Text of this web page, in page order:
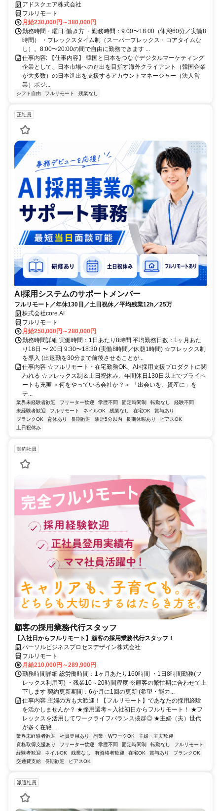
レックス
アドスクエア株式会社
フルリモート
月給230,000円～380,000円
勤務時間・曜日: 働き方 ・勤務時間：9:00〜18:00（休憩60分／実働8
時間） ・フレックスタイム制（スーパーフレックス・コアタイムな
し）。8:00〜20:00の間で自由に勤務できます ...
仕事内容: 【仕事内容】 韓国と日本をつなぐデジタルマーケティング
企業として、日本市場への進出を目指す海外クライアント（韓国企業
が大多数）の日本進出を支援するアカウントマネージャー（法人営
業）ポジ...
シフト自由 フルリモート 残業なし
正社員
AI採用システムのサポートメンバー
フルリモート／年休130日／土日祝休／平均残業12h／25万
株式会社core AI
フルリモート
月給250,000円～280,000円
勤務時間詳細 実働時間：1日あたり8時間 平均勤務日数：1ヶ月あた
り18日 〜 20日 9:30〜18:30 (実働8時間／休憩1時間) ☆フレックス制
を導入 (出退勤を30分まで前後させることが...
仕事内容 ☆フルリモート・在宅勤務OK、AI×採用支援プロダクトに関
われる ☆フレックス制＆土日祝休み、年間休日130日以上でプライベ
ートも充実 ＜何をやっている会社か？＞ 「出会いを、資産に」を
テ...
業界未経験者歓迎 フリーター歓迎 学歴不問 固定時間制 転勤なし
経験不問
未経験者歓迎
フルリモート ネイルOK 残業なし 在宅OK
賞与あり
ブランクOK
育休あり 長期歓迎 駅近5分以内 長期休暇あり
ピアスOK
土日祝休み
契約社員
顧客の採用業務代行スタッフ
【入社日からフルリモート】顧客の採用業務代行スタッフ！
パーソルビジネスプロセスデザイン株式会社
フルリモート
月給210,000円～289,900円
勤務時間詳細 総労働時間：1ヶ月あたり160時間 ・1日8時間勤務(フ
レックス利用可) ・残業10～20時間程度 ※顧客の繁忙期に合わせて上
下します 契約更新期間：6か月に1回の更新 (希望・能力...
仕事内容 主婦の方も大歓迎！【フルリモート】であなたの採用経験
を活かしませんか？ ★採用選考～入社初日からフルリモート！ ★フ
レックスを活用してワークライフバランス抜群◎ ★主婦（夫）世代
が多く在籍...
業界未経験者歓迎 社員登用あり 副業・WワークOK
主婦・主夫歓迎
資格取得支援あり
フリーター歓迎 学歴不問 固定時間制 転勤なし
フルリモート
経験者歓迎
ネイルOK 残業なし 有資格者歓迎 在宅OK 賞与あり
ブランクOK
交通費支給
長期歓迎 ピアスOK
派遣社員